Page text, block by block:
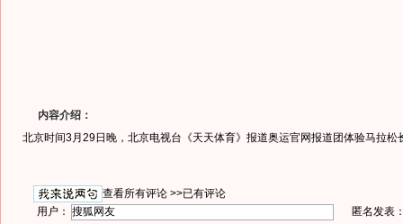
内容介绍：
北京时间3月29日晚，北京电视台《天天体育》报道奥运官网报道团体验马拉松
查看所有评论 >>已有评论
用户：
匿名发表